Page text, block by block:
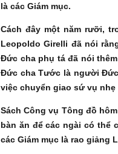
là các Giám mục.
Cách đây một năm rưỡi,
Leopoldo Girelli đã nói
Đức cha phụ tá đã nói
Đức cha Tước là người
việc chuyển giao sứ vụ
Sách Công vụ Tông đồ
bàn ăn để các ngài có thể
các Giám mục là rao giảng